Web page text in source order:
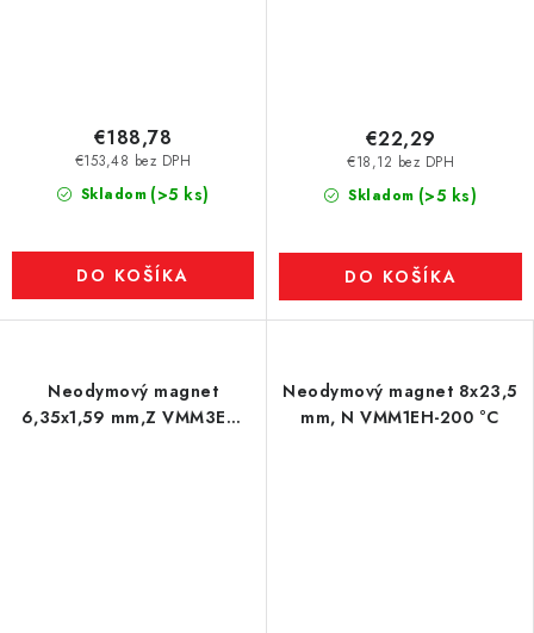
Skladom (>5 ks)
€153,48 bez DPH
€188,78
DO KOŠÍKA
Skladom (>5 ks)
€18,12 bez DPH
€22,29
DO KOŠÍKA
Neodymový magnet
6,35x1,59 mm,Z VMM3EH,
Neodymový magnet 8x23,5
mm, N VMM1EH-200 °C